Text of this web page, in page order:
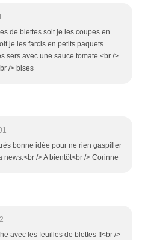
de blettes soit je les coupes en
je les farcis en petits paquets
sers avec une sauce tomate.<br />
/> bises
bonne idée pour ne rien gaspiller
news.<br /> A bientôt<br /> Corinne
avec les feuilles de blettes !!<br />